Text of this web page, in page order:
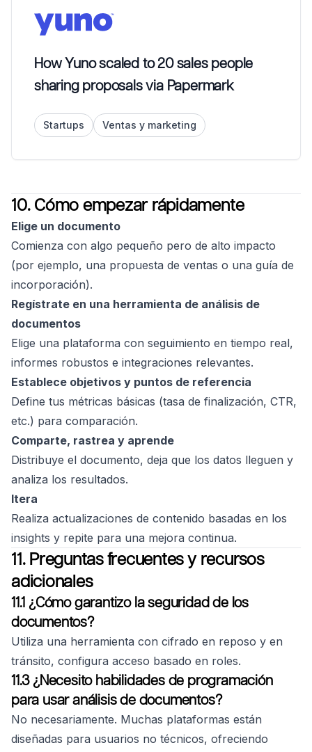
How Yuno scaled to 20 sales people
sharing proposals via Papermark
Startups Ventas y marketing
10. Cómo empezar rápidamente
Elige un documento
Comienza con algo pequeño pero de alto impacto
(por ejemplo, una propuesta de ventas o una guía de
incorporación).
Regístrate en una herramienta de análisis de
documentos
Elige una plataforma con seguimiento en tiempo real,
informes robustos e integraciones relevantes.
Establece objetivos y puntos de referencia
Define tus métricas básicas (tasa de finalización, CTR,
etc.) para comparación.
Comparte, rastrea y aprende
Distribuye el documento, deja que los datos lleguen y
analiza los resultados.
Itera
Realiza actualizaciones de contenido basadas en los
insights y repite para una mejora continua.
11. Preguntas frecuentes y recursos
adicionales
11.1 ¿Cómo garantizo la seguridad de los
documentos?
Utiliza una herramienta con cifrado en reposo y en
tránsito, configura acceso basado en roles.
11.3 ¿Necesito habilidades de programación
para usar análisis de documentos?
No necesariamente. Muchas plataformas están
diseñadas para usuarios no técnicos, ofreciendo